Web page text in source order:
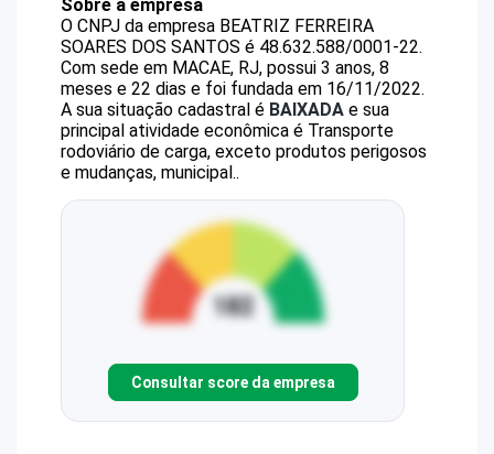
Sobre a empresa
O CNPJ da empresa BEATRIZ FERREIRA
SOARES DOS SANTOS é 48.632.588/0001-22.
Com sede em MACAE, RJ, possui 3 anos, 8
meses e 22 dias e foi fundada em 16/11/2022.
A sua situação cadastral é BAIXADA e sua
principal atividade econômica é Transporte
rodoviário de carga, exceto produtos perigosos
e mudanças, municipal..
Consultar score da empresa